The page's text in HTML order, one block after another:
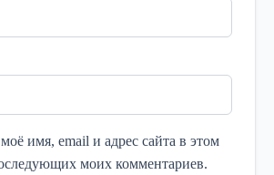
имя, email и адрес сайта в этом
моих комментариев.